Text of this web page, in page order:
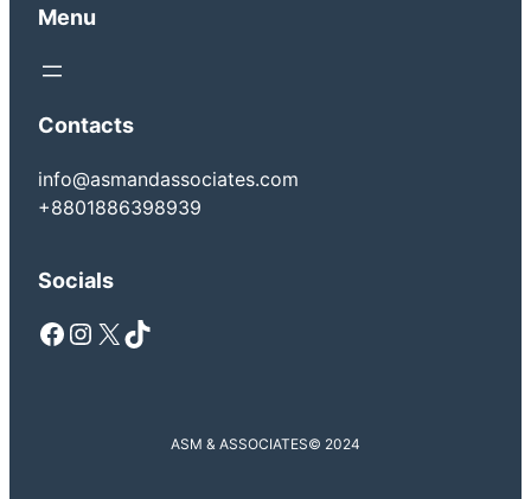
Menu
Contacts
info@asmandassociates.com
+8801886398939
Socials
Facebook Instagram X TikTok
ASM & ASSOCIATES© 2024